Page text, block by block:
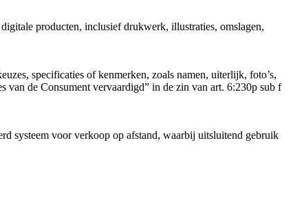
producten, inclusief drukwerk, illustraties, omslagen,
specificaties of kenmerken, zoals namen, uiterlijk, foto’s,
van de Consument vervaardigd” in de zin van art. 6:230p sub f
systeem voor verkoop op afstand, waarbij uitsluitend gebruik